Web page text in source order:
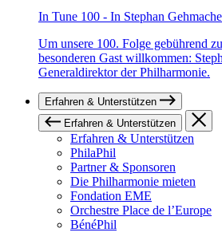
In Tune 100 - In Stephan
Um unsere 100. Folge gebührend
besonderen Gast willkommen:
Generaldirektor der Philharmonie.
Erfahren & Unterstützen
Erfahren & Unterstützen
Erfahren & Unterstützen
PhilaPhil
Partner & Sponsoren
Die Philharmonie mieten
Fondation EME
Orchestre Place de l’Europe
BénéPhil